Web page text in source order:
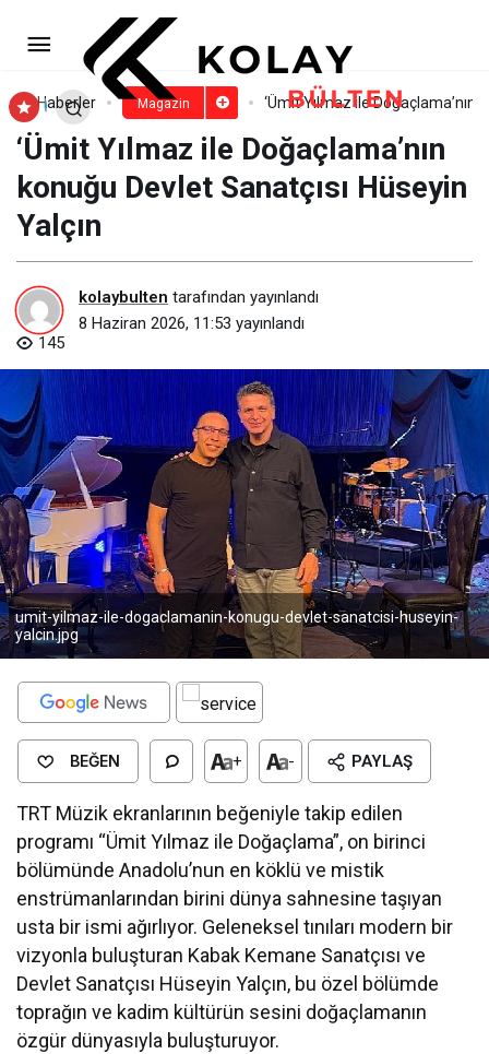
Haberler Magazin ‘Ümit Yılmaz ile Doğaçlama’nın
‘Ümit Yılmaz ile Doğaçlama’nın
konuğu Devlet Sanatçısı Hüseyin
Yalçın
kolaybulten tarafından yayınlandı
8 Haziran 2026, 11:53 yayınlandı
145
umit-yilmaz-ile-dogaclamanin-konugu-devlet-sanatcisi-huseyin-
yalcin.jpg
BEĞEN + - PAYLAŞ
TRT Müzik ekranlarının beğeniyle takip edilen
programı “Ümit Yılmaz ile Doğaçlama”, on birinci
bölümünde Anadolu’nun en köklü ve mistik
enstrümanlarından birini dünya sahnesine taşıyan
usta bir ismi ağırlıyor. Geleneksel tınıları modern bir
vizyonla buluşturan Kabak Kemane Sanatçısı ve
Devlet Sanatçısı Hüseyin Yalçın, bu özel bölümde
toprağın ve kadim kültürün sesini doğaçlamanın
özgür dünyasıyla buluşturuyor.
Tuğba Özay’dan geleneksel
buluşma: ‘Tubistler’ doğada bir araya
geldi
Yorum Yap Paylaş